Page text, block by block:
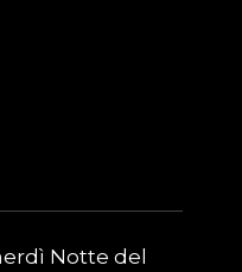
Notte del